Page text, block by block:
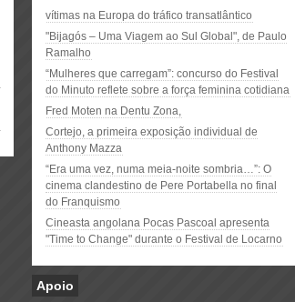
vítimas na Europa do tráfico transatlântico
"Bijagós – Uma Viagem ao Sul Global", de Paulo
Ramalho
“Mulheres que carregam”: concurso do Festival
do Minuto reflete sobre a força feminina cotidiana
Fred Moten na Dentu Zona,
Cortejo, a primeira exposição individual de
Anthony Mazza
“Era uma vez, numa meia-noite sombria…”: O
cinema clandestino de Pere Portabella no final
do Franquismo
Cineasta angolana Pocas Pascoal apresenta
"Time to Change" durante o Festival de Locarno
Apoio